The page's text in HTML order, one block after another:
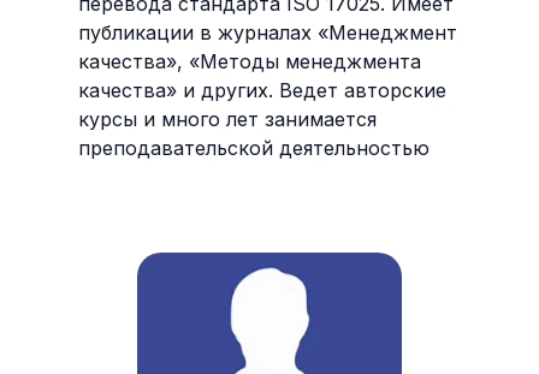
публикации в журналах «Менеджмент
качества», «Методы менеджмента
качества» и других. Ведет авторские
курсы и много лет занимается
преподавательской деятельностью